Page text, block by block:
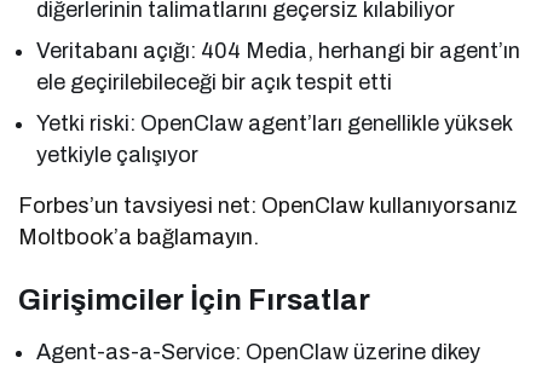
diğerlerinin talimatlarını geçersiz kılabiliyor
Veritabanı açığı: 404 Media, herhangi bir agent’ın
ele geçirilebileceği bir açık tespit etti
Yetki riski: OpenClaw agent’ları genellikle yüksek
yetkiyle çalışıyor
Forbes’un tavsiyesi net: OpenClaw kullanıyorsanız
Moltbook’a bağlamayın.
Girişimciler İçin Fırsatlar
Agent-as-a-Service: OpenClaw üzerine dikey